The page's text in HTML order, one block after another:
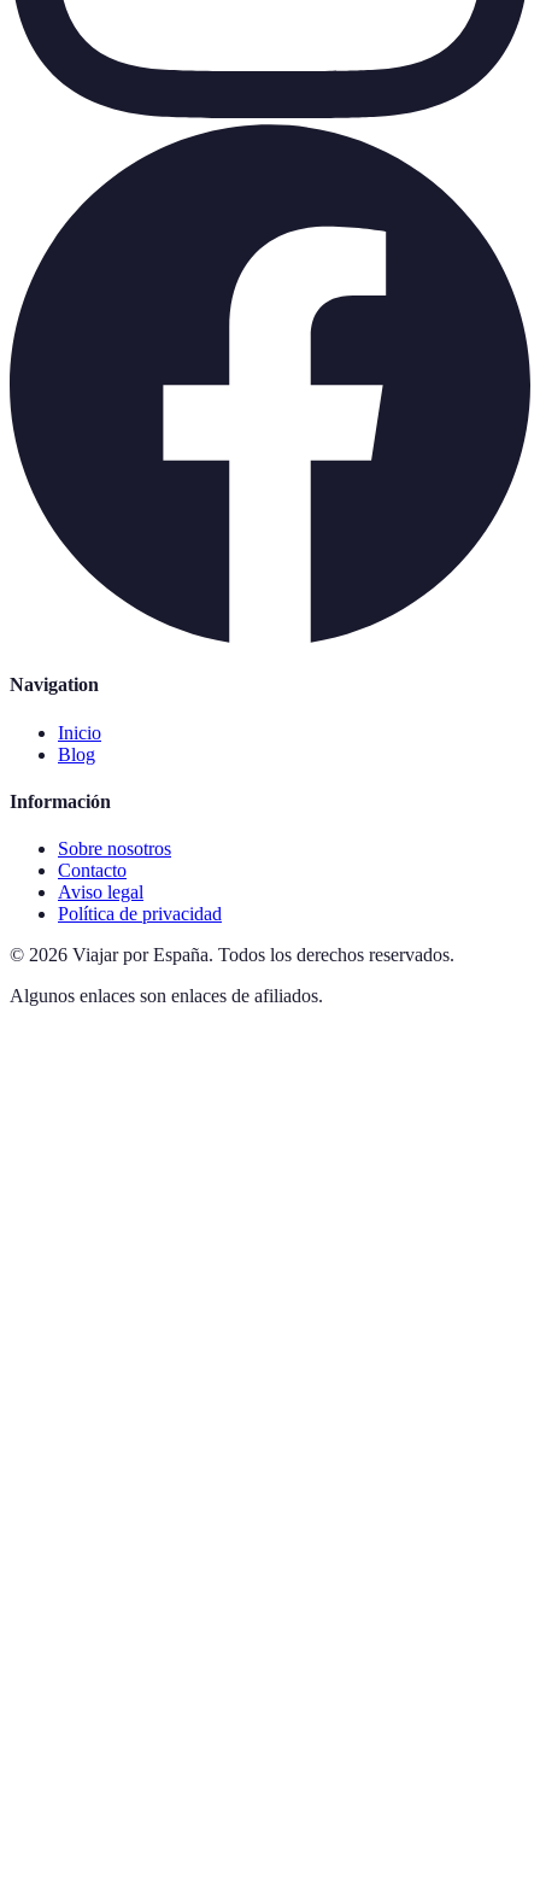
Navigation
Inicio
Blog
Información
Sobre nosotros
Contacto
Aviso legal
Política de privacidad
© 2026 Viajar por España. Todos los derechos reservados.
Algunos enlaces son enlaces de afiliados.